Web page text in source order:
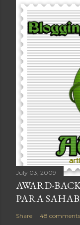
July 03, 2009
AWARD-
PARA
Share 48 comments